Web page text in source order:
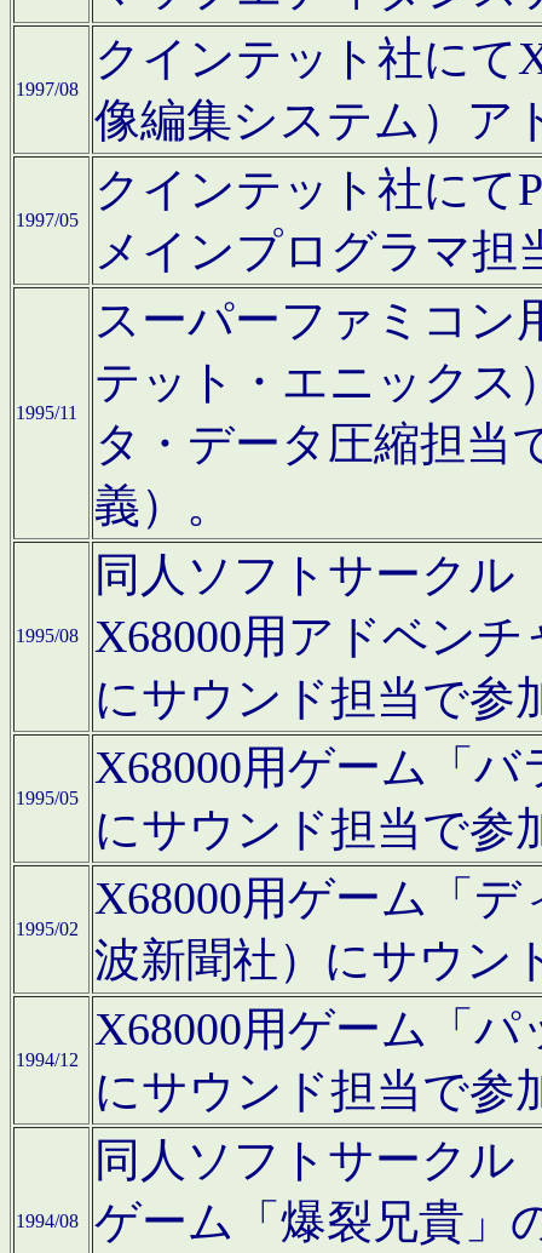
1997/08
クインテット社にて
像編集システム）ア
1997/05
クインテット社にて
メインプログラマ担
1995/11
スーパーファミコン
テット・エニックス
タ・データ圧縮担当
義）。
1995/08
同人ソフトサークル
X68000用アドベン
にサウンド担当で参
1995/05
X68000用ゲーム「
にサウンド担当で参
1995/02
X68000用ゲーム「
波新聞社）にサウン
1994/12
X68000用ゲーム「
にサウンド担当で参
1994/08
同人ソフトサークル
ゲーム「爆裂兄貴」